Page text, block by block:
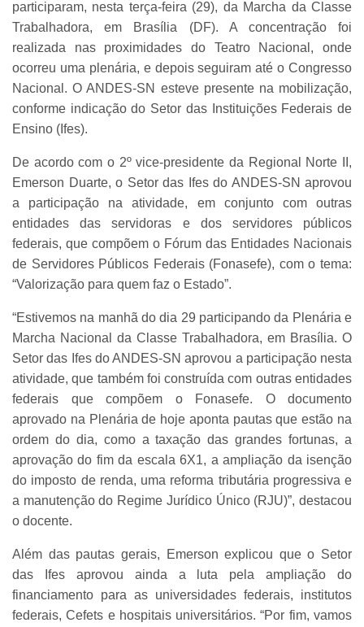
participaram, nesta terça-feira (29), da Marcha da Classe
Trabalhadora, em Brasília (DF). A concentração foi
realizada nas proximidades do Teatro Nacional, onde
ocorreu uma plenária, e depois seguiram até o Congresso
Nacional. O ANDES-SN esteve presente na mobilização,
conforme indicação do Setor das Instituições Federais de
Ensino (Ifes).
De acordo com o 2º vice-presidente da Regional Norte II,
Emerson Duarte, o Setor das Ifes do ANDES-SN aprovou
a participação na atividade, em conjunto com outras
entidades das servidoras e dos servidores públicos
federais, que compõem o Fórum das Entidades Nacionais
de Servidores Públicos Federais (Fonasefe), com o tema:
“Valorização para quem faz o Estado”.
“Estivemos na manhã do dia 29 participando da Plenária e
Marcha Nacional da Classe Trabalhadora, em Brasília. O
Setor das Ifes do ANDES-SN aprovou a participação nesta
atividade, que também foi construída com outras entidades
federais que compõem o Fonasefe. O documento
aprovado na Plenária de hoje aponta pautas que estão na
ordem do dia, como a taxação das grandes fortunas, a
aprovação do fim da escala 6X1, a ampliação da isenção
do imposto de renda, uma reforma tributária progressiva e
a manutenção do Regime Jurídico Único (RJU)”, destacou
o docente.
Além das pautas gerais, Emerson explicou que o Setor
das Ifes aprovou ainda a luta pela ampliação do
financiamento para as universidades federais, institutos
federais, Cefets e hospitais universitários. “Por fim, vamos